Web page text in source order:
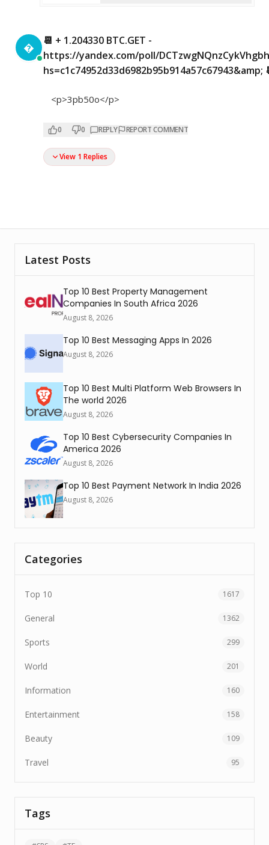

📆 + 1.204330 BTC.GET -
https://yandex.com/poll/
hs=c1c74952d33d6982b95b914a57c67943&amp;
<p>3pb50o</p>
0 0 REPLY REPORT COMMENT
View 1 Replies
Latest Posts
Top 10 Best Property Management
Companies In South Africa 2026
August 8, 2026
Top 10 Best Messaging Apps In 2026
August 8, 2026
Top 10 Best Multi Platform Web Browsers In
The world 2026
August 8, 2026
Top 10 Best Cybersecurity Companies In
America 2026
August 8, 2026
Top 10 Best Payment Network In India 2026
August 8, 2026
Categories
Top 10 1617
General 1362
Sports 299
World 201
Information 160
Entertainment 158
Beauty 109
Travel 95
Tags